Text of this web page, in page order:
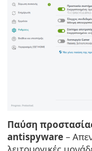
Παύση
antispyware –